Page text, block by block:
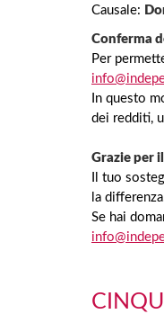
Causale:
Conferma
Per
In questo
dei redditi,
Grazie per
Il tuo
la
Se hai